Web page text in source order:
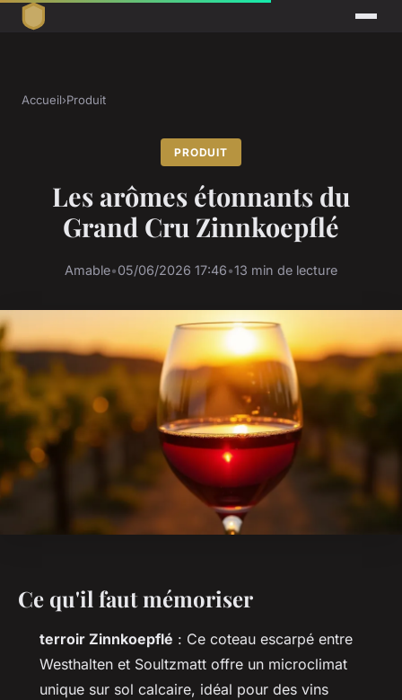
Accueil›Produit
PRODUIT
Les arômes étonnants du
Grand Cru Zinnkoepflé
Amable•05/06/2026 17:46•13 min de lecture
Ce qu'il faut mémoriser
terroir Zinnkoepflé : Ce coteau escarpé entre
Westhalten et Soultzmatt offre un microclimat
unique sur sol calcaire, idéal pour des vins